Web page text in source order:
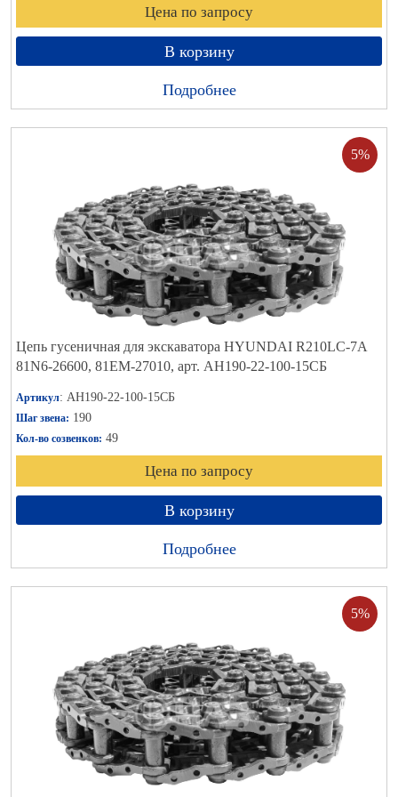
Цена по запросу
В корзину
Подробнее
5%
Цепь гусеничная для экскаватора HYUNDAI R210LC-7A
81N6-26600, 81EM-27010, арт. АН190-22-100-15СБ
Артикул: АН190-22-100-15СБ
Шаг звена: 190
Кол-во созвенков: 49
Цена по запросу
В корзину
Подробнее
5%